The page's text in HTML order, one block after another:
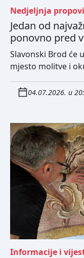
Nedjeljnja
Jedan od
ponovno pred
Slavonski Brod će
mjesto molitve i
04.07.2026. u
Informacije i